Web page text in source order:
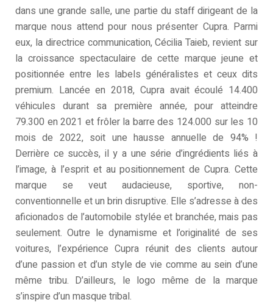
dans une grande salle, une partie du staff dirigeant de la
marque nous attend pour nous présenter Cupra. Parmi
eux, la directrice communication, Cécilia Taieb, revient sur
la croissance spectaculaire de cette marque jeune et
positionnée entre les labels généralistes et ceux dits
premium. Lancée en 2018, Cupra avait écoulé 14.400
véhicules durant sa première année, pour atteindre
79.300 en 2021 et frôler la barre des 124.000 sur les 10
mois de 2022, soit une hausse annuelle de 94% !
Derrière ce succès, il y a une série d’ingrédients liés à
l’image, à l’esprit et au positionnement de Cupra. Cette
marque se veut audacieuse, sportive, non-
conventionnelle et un brin disruptive. Elle s’adresse à des
aficionados de l’automobile stylée et branchée, mais pas
seulement. Outre le dynamisme et l’originalité de ses
voitures, l’expérience Cupra réunit des clients autour
d’une passion et d’un style de vie comme au sein d’une
même tribu. D’ailleurs, le logo même de la marque
s’inspire d’un masque tribal.